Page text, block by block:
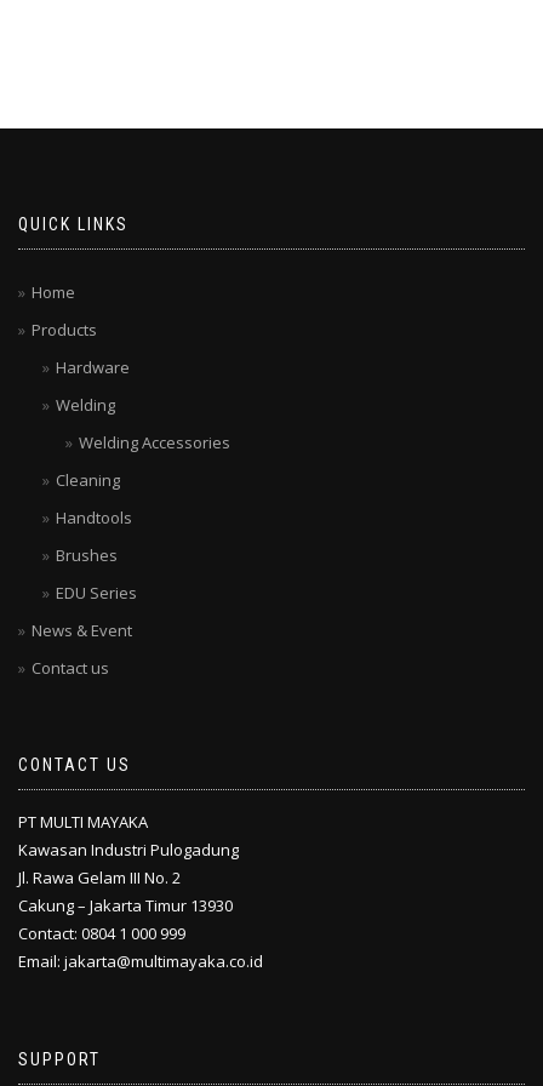
QUICK LINKS
Home
Products
Hardware
Welding
Welding Accessories
Cleaning
Handtools
Brushes
EDU Series
News & Event
Contact us
CONTACT US
PT MULTI MAYAKA
Kawasan Industri Pulogadung
Jl. Rawa Gelam III No. 2
Cakung – Jakarta Timur 13930
Contact: 0804 1 000 999
Email: jakarta@multimayaka.co.id
SUPPORT